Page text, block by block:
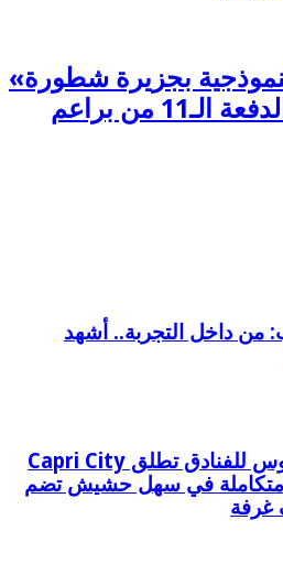
بجزيرة شطورة»
تحتفل بتخريج الدفعة الـ11 من براعم
داخل التجربة.. أشهد
مجموعة بيك الباتروس للفنادق تطلق Capri City
متكاملة في سهل حشيش تضم